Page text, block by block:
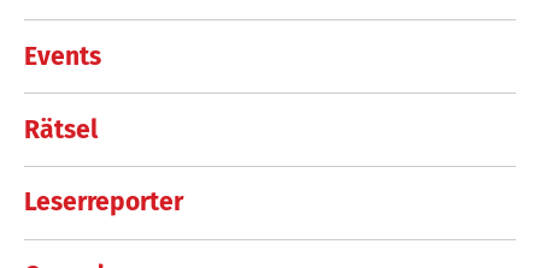
Events
Rätsel
Leserreporter